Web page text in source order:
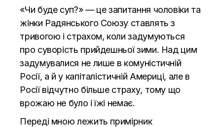
«Чи буде суп?» — це запитання чоловіки та
жінки Радянського Союзу ставлять з
тривогою і страхом, коли задумуються
про суворість прийдешньої зими. Над цим
задумувалися не лише в комуністичній
Росії, а й у капіталістичній Америці, але в
Росії відчутно більше страху, тому що
врожаю не було і їжі немає.
Переді мною лежить примірник